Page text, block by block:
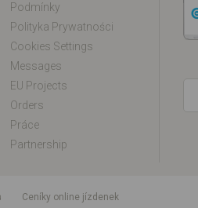
Podmínky
Polityka Prywatności
Cookies Settings
Messages
EU Projects
Orders
Práce
Partnership
Ceníky online jízdenek